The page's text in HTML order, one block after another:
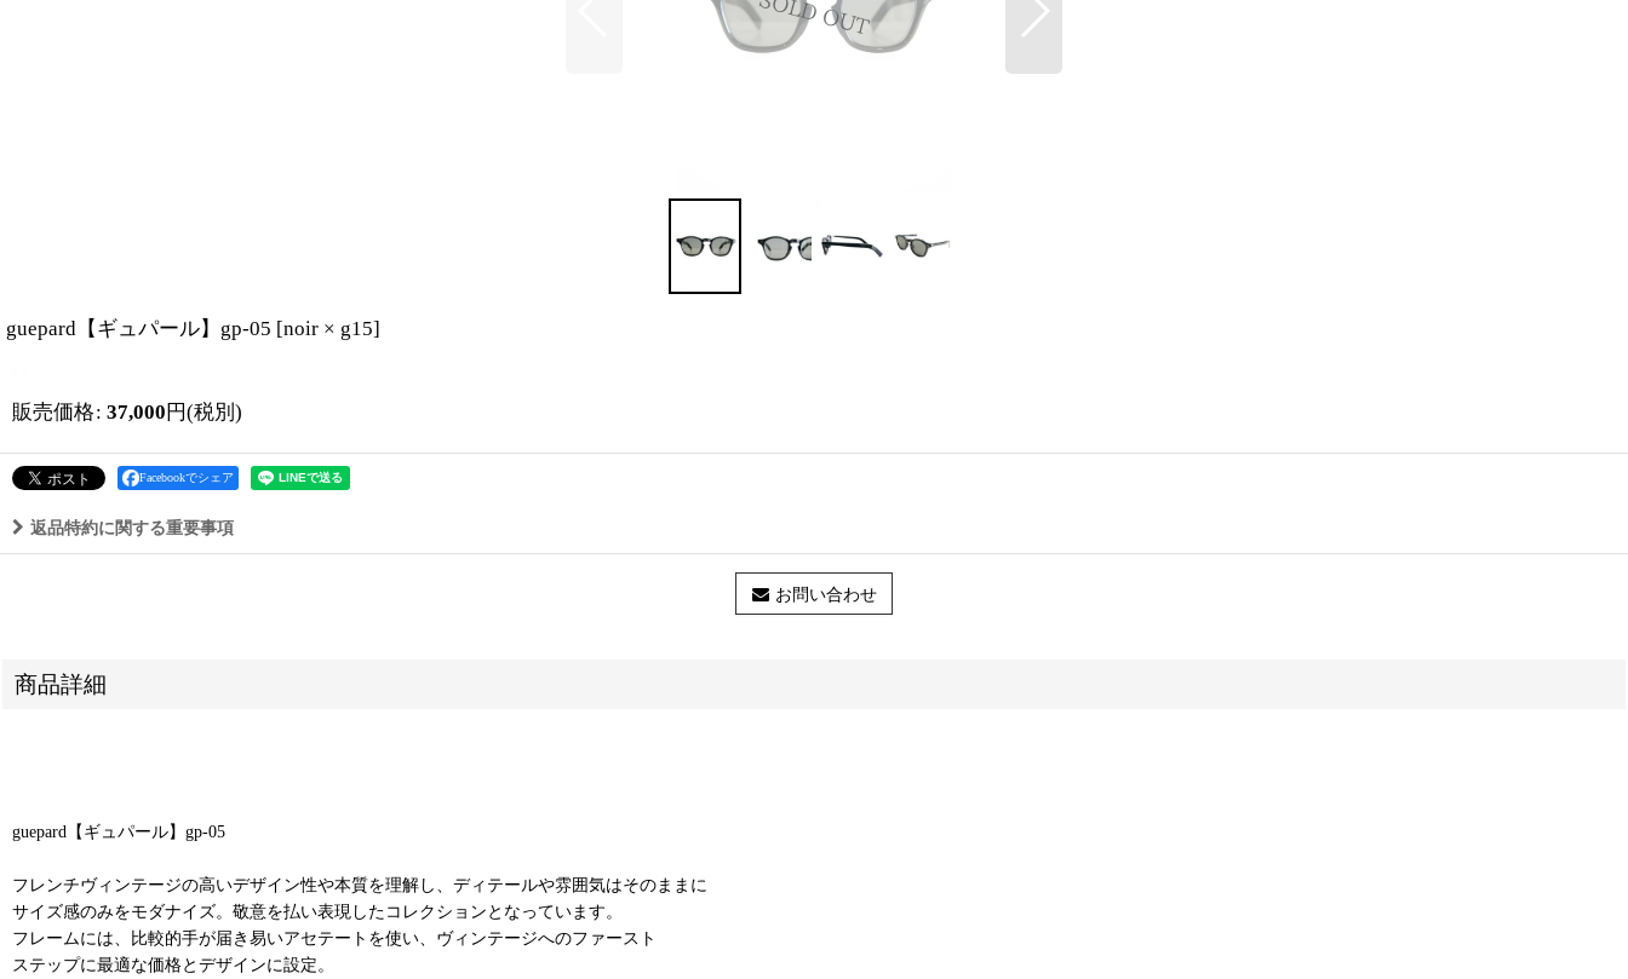
guepard【ギュパール】gp-05 [noir × g15]
販売価格: 37,000 円(税別)
Facebookでシェア
返品特約に関する重要事項
お問い合わせ
商品詳細
guepard【ギュパール】gp-05
フレンチヴィンテージの高いデザイン性や本質を理解し、ディテールや雰囲気はそのままに
サイズ感のみをモダナイズ。敬意を払い表現したコレクションとなっています。
フレームには、比較的手が届き易いアセテートを使い、ヴィンテージへのファースト
ステップに最適な価格とデザインに設定。